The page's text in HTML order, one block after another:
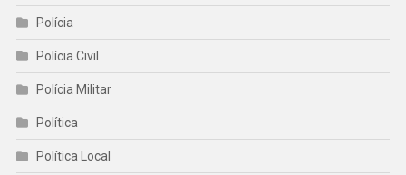
Polícia
Polícia Civil
Polícia Militar
Política
Política Local